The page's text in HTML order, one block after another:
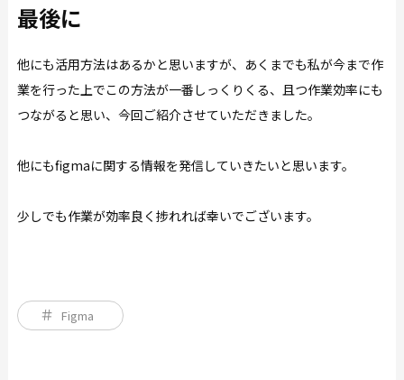
最後に
他にも活用方法はあるかと思いますが、あくまでも私が今まで作
業を行った上でこの方法が一番しっくりくる、且つ作業効率にも
つながると思い、今回ご紹介させていただきました。
他にもfigmaに関する情報を発信していきたいと思います。
少しでも作業が効率良く捗れれば幸いでございます。
Figma